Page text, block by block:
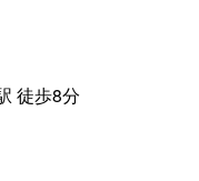
徒歩8分